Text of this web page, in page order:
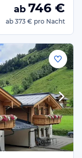
ab 746 €
ab 373 € pro Nacht